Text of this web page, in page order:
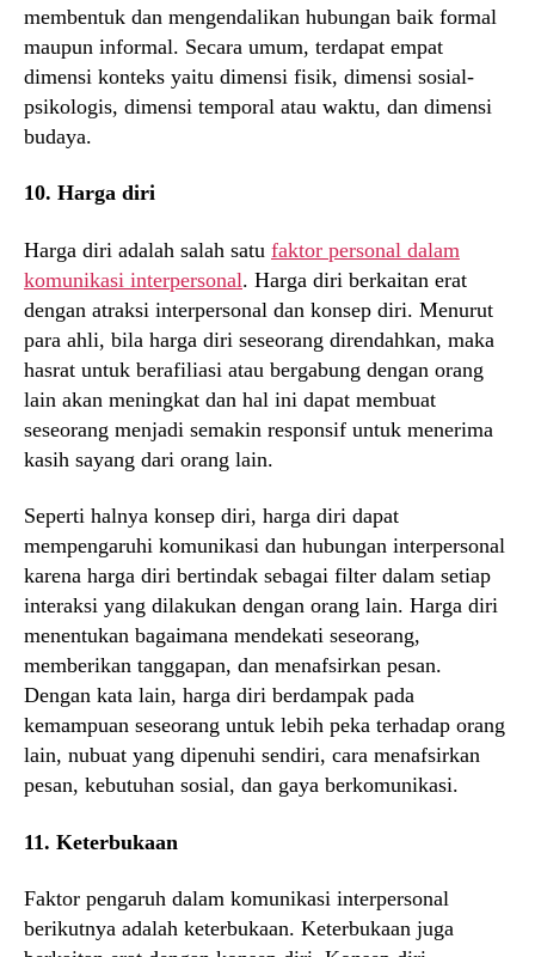
membentuk dan mengendalikan hubungan baik formal
maupun informal. Secara umum, terdapat empat
dimensi konteks yaitu dimensi fisik, dimensi sosial-
psikologis, dimensi temporal atau waktu, dan dimensi
budaya.
10. Harga diri
Harga diri adalah salah satu faktor personal dalam
komunikasi interpersonal. Harga diri berkaitan erat
dengan atraksi interpersonal dan konsep diri. Menurut
para ahli, bila harga diri seseorang direndahkan, maka
hasrat untuk berafiliasi atau bergabung dengan orang
lain akan meningkat dan hal ini dapat membuat
seseorang menjadi semakin responsif untuk menerima
kasih sayang dari orang lain.
Seperti halnya konsep diri, harga diri dapat
mempengaruhi komunikasi dan hubungan interpersonal
karena harga diri bertindak sebagai filter dalam setiap
interaksi yang dilakukan dengan orang lain. Harga diri
menentukan bagaimana mendekati seseorang,
memberikan tanggapan, dan menafsirkan pesan.
Dengan kata lain, harga diri berdampak pada
kemampuan seseorang untuk lebih peka terhadap orang
lain, nubuat yang dipenuhi sendiri, cara menafsirkan
pesan, kebutuhan sosial, dan gaya berkomunikasi.
11. Keterbukaan
Faktor pengaruh dalam komunikasi interpersonal
berikutnya adalah keterbukaan. Keterbukaan juga